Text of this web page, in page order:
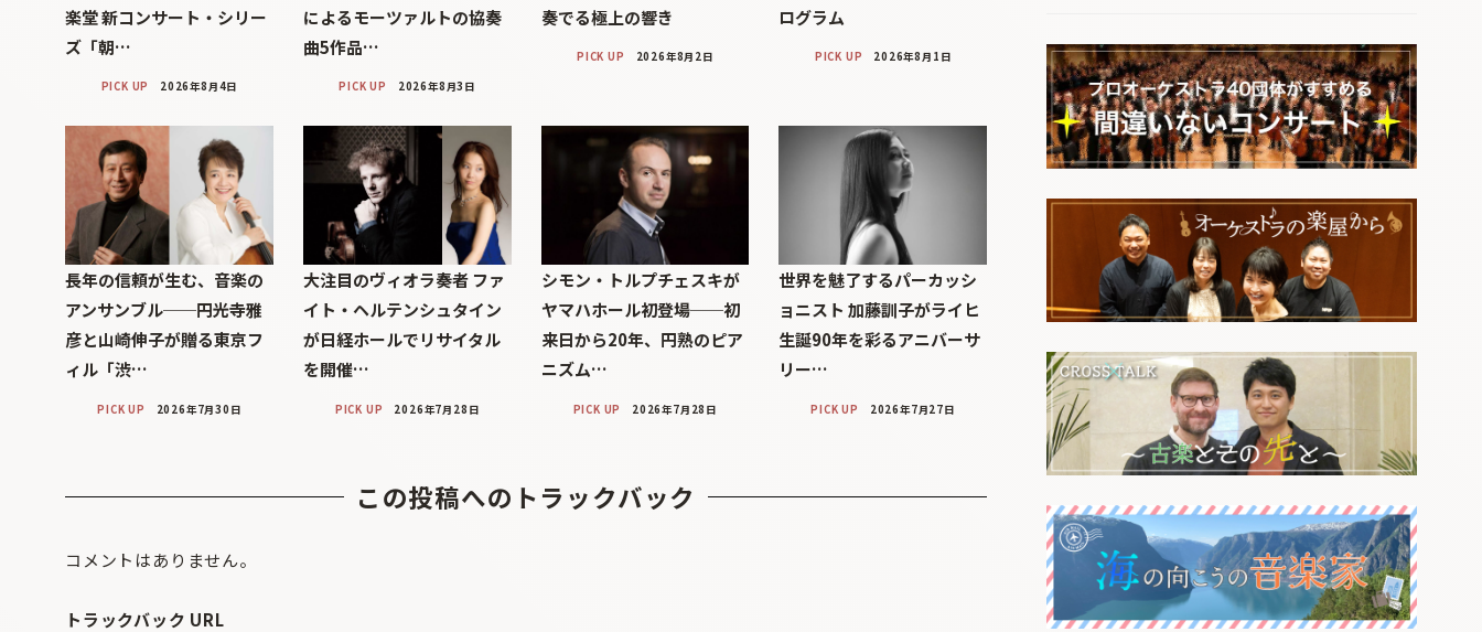
楽堂 新コンサート・シリー
ズ「朝…
PICK UP 2026年8月4日
によるモーツァルトの協奏
曲5作品…
PICK UP 2026年8月3日
奏でる極上の響き
PICK UP 2026年8月2日
ログラム
PICK UP 2026年8月1日
長年の信頼が生む、音楽の
アンサンブル──円光寺雅
彦と山崎伸子が贈る東京フ
ィル「渋…
PICK UP 2026年7月30日
大注目のヴィオラ奏者 ファ
イト・ヘルテンシュタイン
が日経ホールでリサイタル
を開催…
PICK UP 2026年7月28日
シモン・トルプチェスキが
ヤマハホール初登場──初
来日から20年、円熟のピア
ニズム…
PICK UP 2026年7月28日
世界を魅了するパーカッシ
ョニスト 加藤訓子がライヒ
生誕90年を彩るアニバーサ
リー…
PICK UP 2026年7月27日
この投稿へのトラックバック
コメントはありません。
トラックバック URL